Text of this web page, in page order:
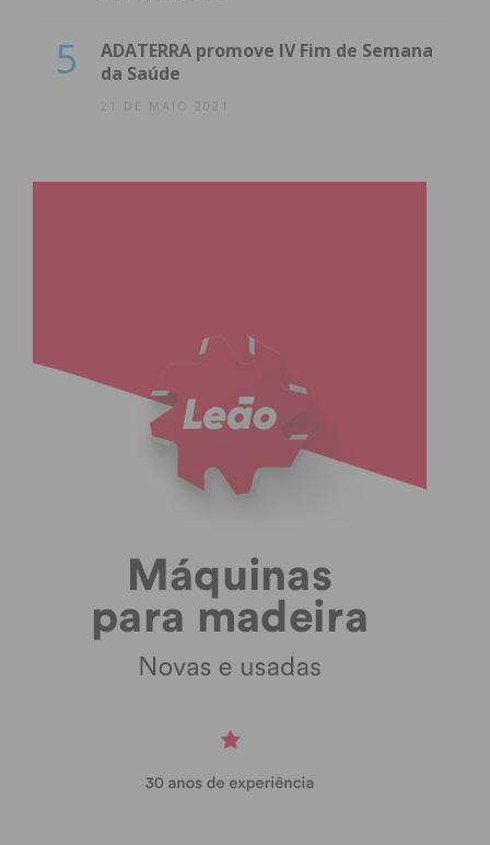
5
ADATERRA promove IV Fim de Semana
da Saúde
21 DE MAIO 2021